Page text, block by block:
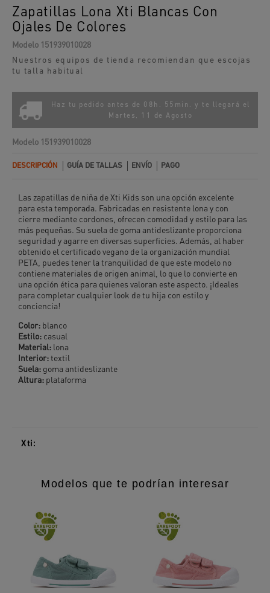
Zapatillas Lona Xti Blancas Con
Ojales De Colores
Modelo 151939010028
Nuestros equipos de tienda recomiendan que escojas
tu talla habitual
Haz tu pedido antes de 08h. 55min. y te llegará el
Martes, 11 de Agosto
Modelo 151939010028
DESCRIPCIÓN GUÍA DE TALLAS ENVÍO PAGO
Las zapatillas de niña de Xti Kids son una opción excelente
para esta temporada. Fabricadas en resistente lona y con
cierre mediante cordones, ofrecen comodidad y estilo para las
más pequeñas. Su suela de goma antideslizante proporciona
seguridad y agarre en diversas superficies. Además, al haber
obtenido el certificado vegano de la organización mundial
PETA, puedes tener la tranquilidad de que este modelo no
contiene materiales de origen animal, lo que lo convierte en
una opción ética para quienes valoran este aspecto. ¡Ideales
para completar cualquier look de tu hija con estilo y
conciencia!
Color: blanco
Estilo: casual
Material: lona
Interior:textil
Suela: goma antideslizante
Altura: plataforma
Xti:
Modelos que te podrían interesar